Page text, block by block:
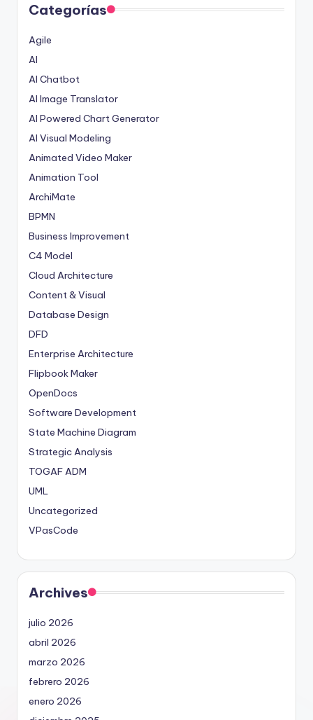
Categorías
Agile
AI
AI Chatbot
AI Image Translator
AI Powered Chart Generator
AI Visual Modeling
Animated Video Maker
Animation Tool
ArchiMate
BPMN
Business Improvement
C4 Model
Cloud Architecture
Content & Visual
Database Design
DFD
Enterprise Architecture
Flipbook Maker
OpenDocs
Software Development
State Machine Diagram
Strategic Analysis
TOGAF ADM
UML
Uncategorized
VPasCode
Archives
julio 2026
abril 2026
marzo 2026
febrero 2026
enero 2026